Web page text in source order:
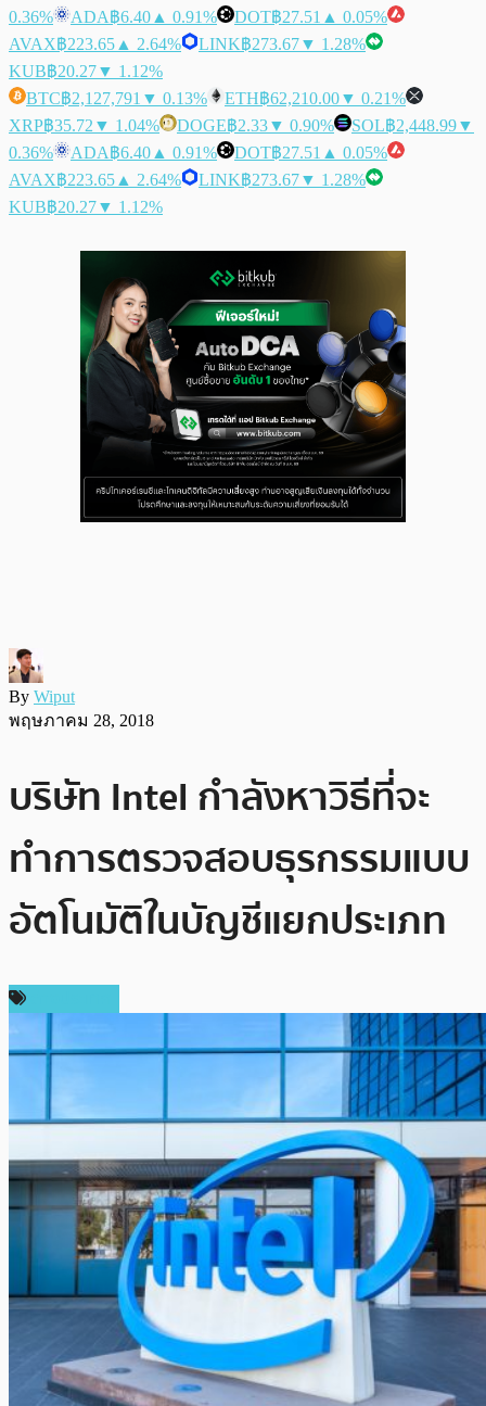
0.36%
ADA฿6.40 ▲ 0.91% DOT฿27.51 ▲ 0.05%
AVAX฿223.65 ▲ 2.64% LINK฿273.67▼ 1.28%
KUB฿20.27▼ 1.12%
BTC฿2,127,791 ▼ 0.13% ETH฿62,210.00▼ 0.21%
XRP฿35.72 ▼ 1.04% DOGE฿2.33▼ 0.90% SOL฿2,448.99▼
0.36%
ADA฿6.40 ▲ 0.91% DOT฿27.51 ▲ 0.05%
AVAX฿223.65 ▲ 2.64% LINK฿273.67▼ 1.28%
KUB฿20.27▼ 1.12%
By Wiput
พฤษภาคม 28, 2018
บริษัท Intel กำลังหาวิธีที่จะ
ทำการตรวจสอบธุรกรรมแบบ
อัตโนมัติในบัญชีแยกประเภท